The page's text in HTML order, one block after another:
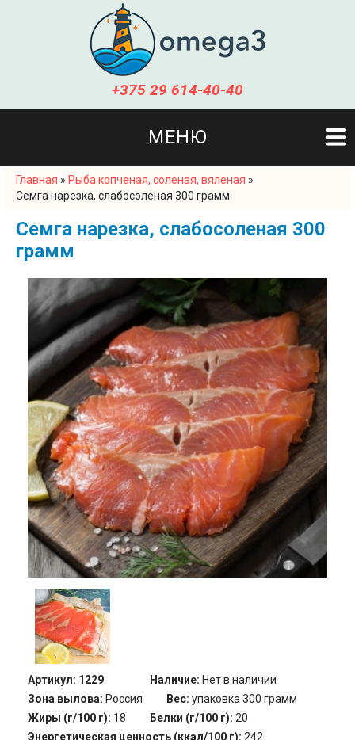
+375 29 614-40-40
МЕНЮ
Вы здесь
Главная » Рыба копченая, соленая, вяленая »
Семга нарезка, слабосоленая 300 грамм
Семга нарезка, слабосоленая 300
грамм
Артикул: 1229 Наличие: Нет в наличии
Зона вылова: Россия Вес: упаковка 300 грамм
Жиры (г/100 г): 18 Белки (г/100 г): 20
Энергетическая ценность (ккал/100 г): 242